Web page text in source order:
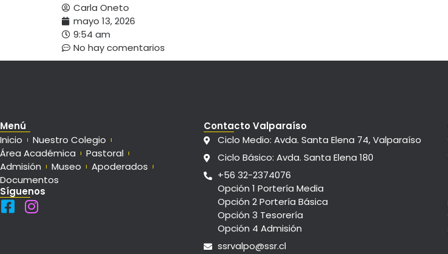
Carla Oneto
mayo 13, 2026
9:54 am
No hay comentarios
Menú
Inicio
Nuestro Colegio
Área Académica
Pastoral
Admisión
Museo
Apoderados
Documentos
Síguenos
Contacto Valparaíso
Ciclo Medio: Avda. Santa Elena 74, Valparaíso
Ciclo Básico: Avda. Santa Elena 180
+56 32-2374076
Opción 1 Portería Media
Opción 2 Portería Básica
Opción 3 Tesorería
Opción 4 Admisión
ssrvalpo@ssr.cl